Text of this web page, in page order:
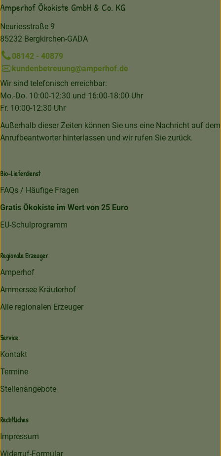
Amperhof Ökokiste GmbH & Co. KG
Neuriesstraße 9
85232 Bergkirchen-GADA
08142 - 40879
kundenbetreuung@amperhof.de
Wir sind telefonisch erreichbar:
Mo.-Do. 10:00-12:30 und 16:00-18:00 Uhr
Fr. 10:00-12:30 Uhr
Außerhalb dieser Zeiten können Sie uns eine Nachricht auf dem
Anrufbeantworter hinterlassen und wir rufen Sie zurück.
Bio-Lieferdienst
FAQs / Häufige Fragen
Gratis Ökokiste im Wert von 25 Euro
EU-Schulprogramm
Regionale Erzeuger
Amperhof
Ammersee Kräuterhof
Alle regionalen Erzeuger
Service
Kontakt
Termine
Stellenangebote
Rechtliches
Impressum
Widerruf-Formular